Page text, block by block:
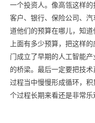
一个投资人。像高瓴这样
客户、银行、保险公司、
道他们的预算在哪儿，知
上面有多少预算，把这样
门成立了早期的人工智能
的桥梁。最后一定要把技术
过程当中慢慢形成循环，
个过程长期来看还是非常乐